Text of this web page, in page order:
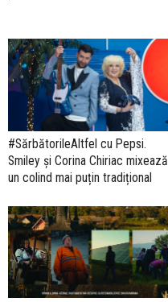
#SărbătorileAltfel cu Pepsi.
Smiley și Corina Chiriac mixează
un colind mai puțin tradițional